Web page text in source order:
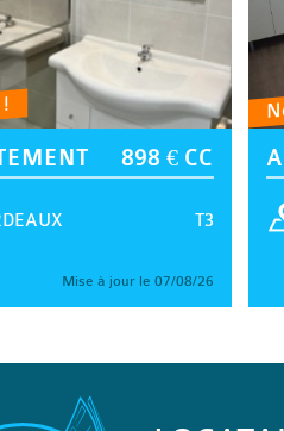
898 € CC
T3
Mise à jour le 07/08/26